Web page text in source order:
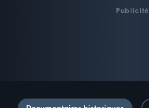
Publicité